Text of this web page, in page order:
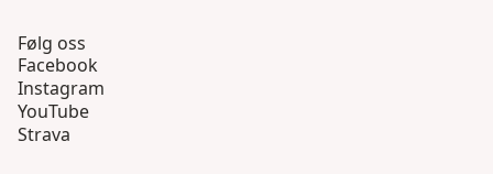
Følg oss
Facebook
Instagram
YouTube
Strava